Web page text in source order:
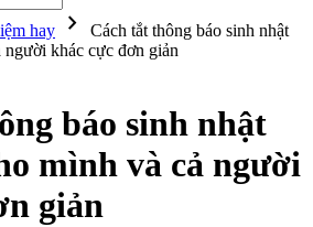
hay chevron_right
Cách tắt thông báo sinh nhật
khác cực đơn giản
báo sinh nhật
mình và cả người
giản